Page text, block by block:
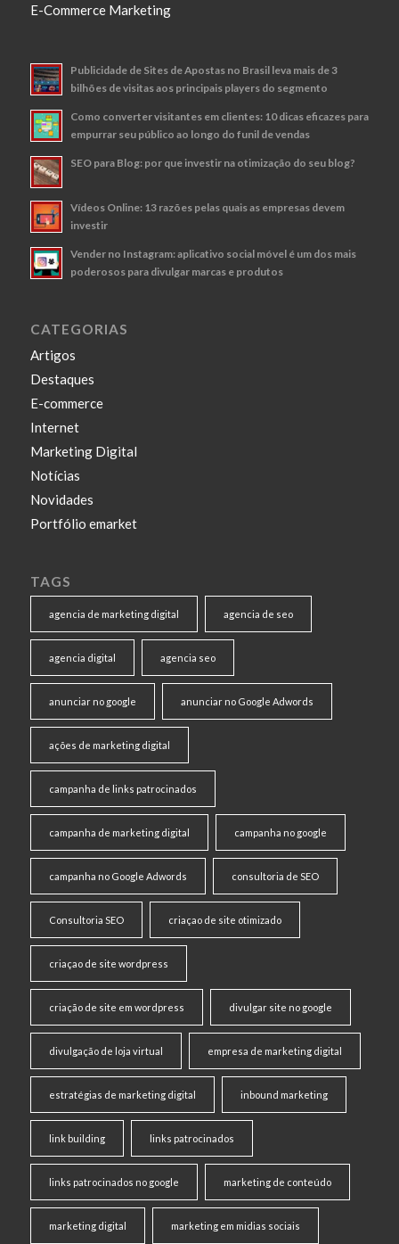
E-Commerce Marketing
Publicidade de Sites de Apostas no Brasil leva mais de 3
bilhões de visitas aos principais players do segmento
Como converter visitantes em clientes: 10 dicas eficazes para
empurrar seu público ao longo do funil de vendas
SEO para Blog: por que investir na otimização do seu blog?
Vídeos Online: 13 razões pelas quais as empresas devem
investir
Vender no Instagram: aplicativo social móvel é um dos mais
poderosos para divulgar marcas e produtos
CATEGORIAS
Artigos
Destaques
E-commerce
Internet
Marketing Digital
Notícias
Novidades
Portfólio emarket
TAGS
agencia de marketing digital agencia de seo
agencia digital agencia seo
anunciar no google anunciar no Google Adwords
ações de marketing digital
campanha de links patrocinados
campanha de marketing digital campanha no google
campanha no Google Adwords consultoria de SEO
Consultoria SEO criaçao de site otimizado
criaçao de site wordpress
criação de site em wordpress divulgar site no google
divulgação de loja virtual empresa de marketing digital
estratégias de marketing digital inbound marketing
link building links patrocinados
links patrocinados no google marketing de conteúdo
marketing digital marketing em midias sociais